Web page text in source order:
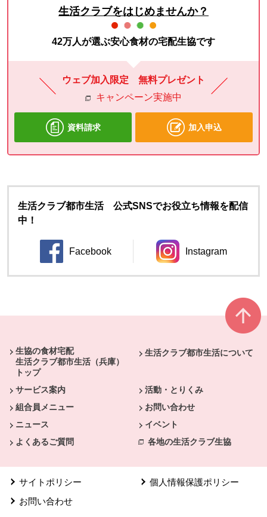
生活クラブをはじめませんか？
42万人が選ぶ安心食材の宅配生協です
ウェブ加入限定 無料プレゼント
キャンペーン実施中
資料請求 加入申込
生活クラブ都市生活 公式SNSでお役立ち情報を配信
中！
Facebook
別のウィンドウで開きます。
Instagram
別のウィンドウ
生協の食材宅配
生活クラブ都市生活（兵庫）
トップ
生活クラブ都市生活について
サービス案内
活動・とりくみ
組合員メニュー
お問い合わせ
ニュース
イベント
よくあるご質問
各地の生活クラブ生協
サイトポリシー
個人情報保護ポリシー
お問い合わせ